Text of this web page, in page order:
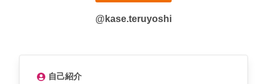
@kase.teruyoshi
自己紹介